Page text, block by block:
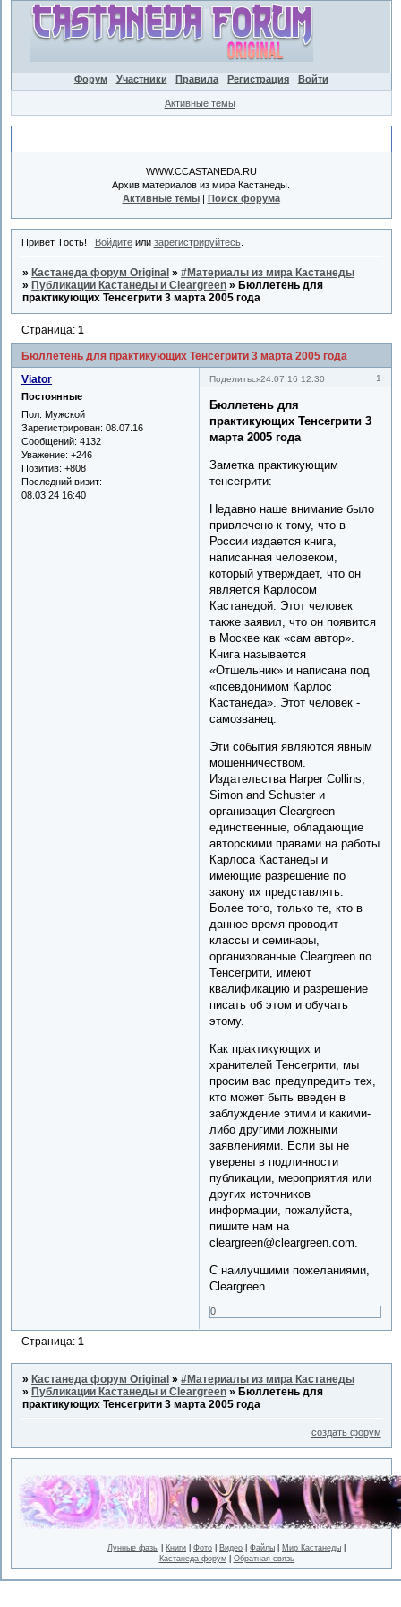
Форум Участники Правила Регистрация Войти
Активные темы
WWW.CCASTANEDA.RU
Архив материалов из мира Кастанеды.
Активные темы| Поиск форума
Привет, Гость! Войдитеили зарегистрируйтесь.
» Кастанеда форум Original »#Материалы из мира Кастанеды
» Публикации Кастанеды и Cleargreen » Бюллетень для
практикующих Тенсегрити 3 марта 2005 года
Бюллетень для практикующих Тенсегрити 3 марта 2005 года
Страница:1
Поделиться 1
24.07.16 12:30
Viator
Постоянные
Пол: Мужской
Зарегистрирован: 08.07.16
Сообщений: 4132
Уважение: +246
Позитив: +808
Последний визит:
08.03.24 16:40
Бюллетень для
практикующих Тенсегрити 3
марта 2005 года
Заметка практикующим
тенсегрити:
Недавно наше внимание было
привлечено к тому, что в
России издается книга,
написанная человеком,
который утверждает, что он
является Карлосом
Кастанедой. Этот человек
также заявил, что он появится
в Москве как «сам автор».
Книга называется
«Отшельник» и написана под
«псевдонимом Карлос
Кастанеда». Этот человек -
самозванец.
Эти события являются явным
мошенничеством.
Издательства Harper Collins,
Simon and Schuster и
организация Cleargreen –
единственные, обладающие
авторскими правами на работы
Карлоса Кастанеды и
имеющие разрешение по
закону их представлять.
Более того, только те, кто в
данное время проводит
классы и семинары,
организованные Cleargreen по
Тенсегрити, имеют
квалификацию и разрешение
писать об этом и обучать
этому.
Как практикующих и
хранителей Тенсегрити, мы
просим вас предупредить тех,
кто может быть введен в
заблуждение этими и какими-
либо другими ложными
заявлениями. Если вы не
уверены в подлинности
публикации, мероприятия или
других источников
информации, пожалуйста,
пишите нам на
cleargreen@cleargreen.com.
С наилучшими пожеланиями,
Cleargreen.
0
Страница:1
»Кастанеда форум Original »#Материалы из мира Кастанеды
»Публикации Кастанеды и Cleargreen »Бюллетень для
практикующих Тенсегрити 3 марта 2005 года
создать форум
Лунные фазы Книги Фото Видео Файлы Мир Кастанеды
Кастанеда форум| Обратная связь